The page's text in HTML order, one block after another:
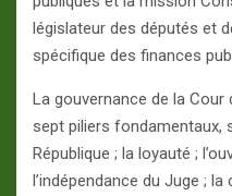
législateur des députés et
spécifique des finances
La gouvernance de la
sept piliers fondamentaux,
République ; la loyauté ;
l’indépendance du Juge ;